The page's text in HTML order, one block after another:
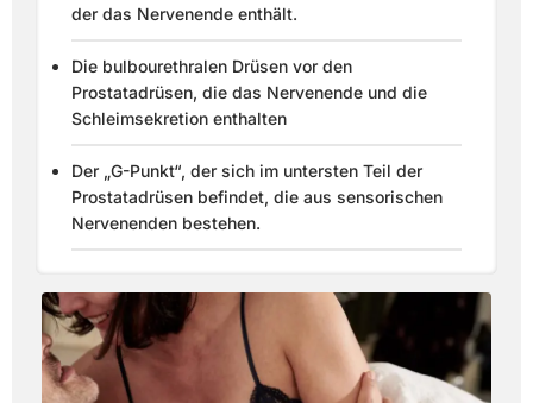
der das Nervenende enthält.
Die bulbourethralen Drüsen vor den
Prostatadrüsen, die das Nervenende und die
Schleimsekretion enthalten
Der „G-Punkt“, der sich im untersten Teil der
Prostatadrüsen befindet, die aus sensorischen
Nervenenden bestehen.